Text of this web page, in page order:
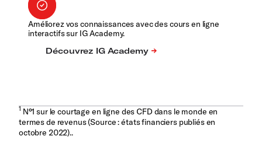
Améliorez vos connaissances avec des cours en ligne
interactifs sur IG Academy.
1N°1 sur le courtage en ligne des CFD dans le monde en
termes de revenus (Source : états financiers publiés en
octobre 2022)..